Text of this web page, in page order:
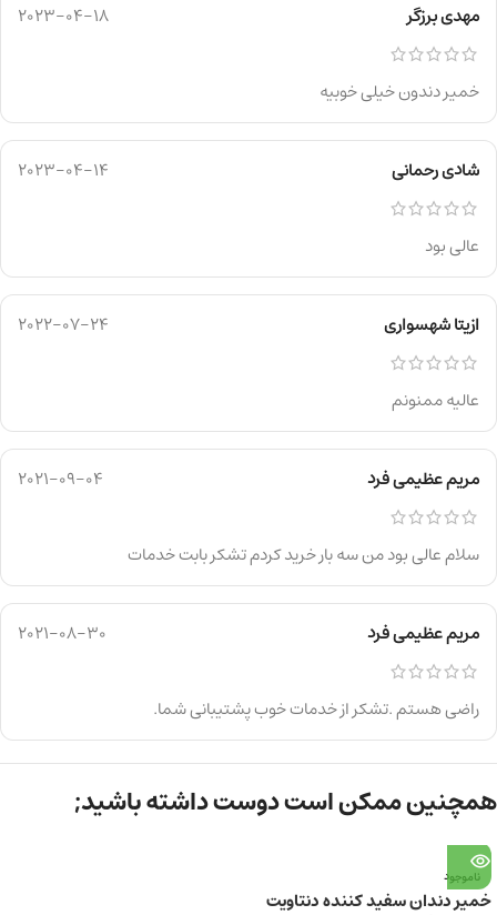
مهدی برزگر 2023-04-18
خمیر دندون خیلی خوبیه
شادی رحمانی 2023-04-14
عالی بود
ازیتا شهسواری 2022-07-24
عالیه ممنونم
مریم عظیمی فرد 2021-09-04
سلام عالی بود من سه بار خرید کردم تشکر بابت خدمات
مریم عظیمی فرد 2021-08-30
راضی هستم .تشکر از خدمات خوب پشتیبانی شما.
همچنین ممکن است دوست داشته باشید;
ناموجود
خمیر دندان سفید کننده دنتاویت